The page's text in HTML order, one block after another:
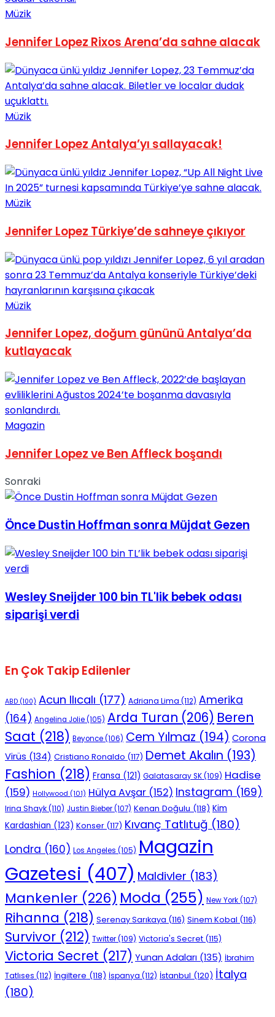
No Result
View All Result
Müzik
Jennifer Lopez Rixos Arena’da sahne alacak
Müzik
Jennifer Lopez Antalya’yı sallayacak!
Müzik
Jennifer Lopez Türkiye’de sahneye çıkıyor
Müzik
Jennifer Lopez, doğum gününü Antalya’da
kutlayacak
Magazin
Jennifer Lopez ve Ben Affleck boşandı
Sonraki
Önce Dustin Hoffman sonra Müjdat Gezen
Wesley Sneijder 100 bin TL'lik bebek odası
siparişi verdi
En Çok Takip Edilenler
ABD (100) Acun Ilıcalı (177) Adriana Lima (112) Amerika
(164) Angelina Jolie(105) Arda Turan (206) Beren
Saat (218) Beyonce(106) Cem Yılmaz (194) Corona
Virüs (134) Cristiano Ronaldo (117) Demet Akalın (193)
Fashion (218) Fransa (121) Galatasaray SK(109) Hadise
(159) Hollywood (101) Hülya Avşar (152) Instagram (169)
Irina Shayk(110) Justin Bieber(107) Kenan Doğulu (118) Kim
Kardashian (123) Konser (117) Kıvanç Tatlıtuğ (180)
Londra (160) Los Angeles (105) Magazin
Gazetesi (407) Maldivler (183)
Mankenler (226) Moda (255) New York(107)
Rihanna (218) Serenay Sarıkaya (116) Sinem Kobal (116)
Survivor (212) Twitter(109) Victoria's Secret (115)
Victoria Secret (217) Yunan Adaları (135) İbrahim
Tatlıses (112) İngiltere (118) İspanya (112) İstanbul (120) İtalya
(180)